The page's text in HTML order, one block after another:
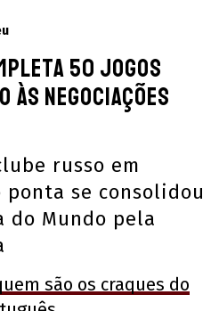
50 jogos
às negociações
russo em
ponta se consolidou
do Mundo pela
são os craques do